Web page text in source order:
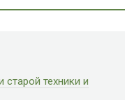
техники и